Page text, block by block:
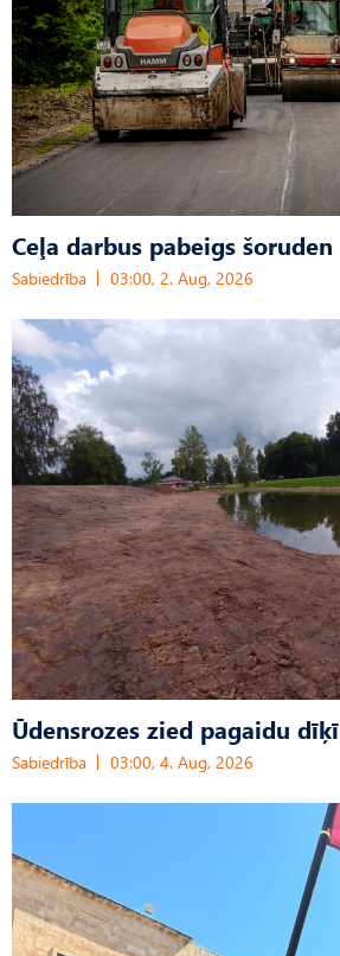
Ceļa darbus pabeigs šoruden
Sabiedrība 03:00, 2. Aug, 2026
Ūdensrozes zied pagaidu dīķī
Sabiedrība 03:00, 4. Aug, 2026